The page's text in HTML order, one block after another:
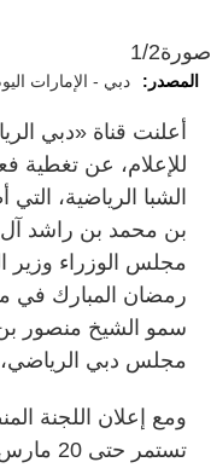
صورة1/2
المصدر: دبي - الإمارات
أعلنت قناة «دبي
الشبا الرياضية،
بن محمد بن راشد
مجلس الوزراء وزير
رمضان المبارك في
سمو الشيخ منصور
مجلس دبي الرياضي،
ومع إعلان اللجنة
تستمر